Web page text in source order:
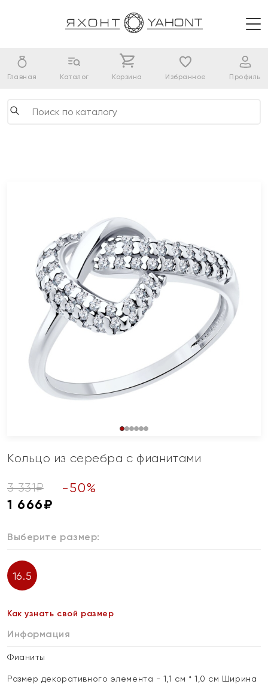
Главная Каталог Корзина Избранное Профиль
Кольцо из серебра с фианитами
3 331₽ -50%
1 666₽
Выберите размер:
16.5
Как узнать свой размер
Информация
Фианиты
Размер декоративного элемента - 1,1 см * 1,0 см Ширина